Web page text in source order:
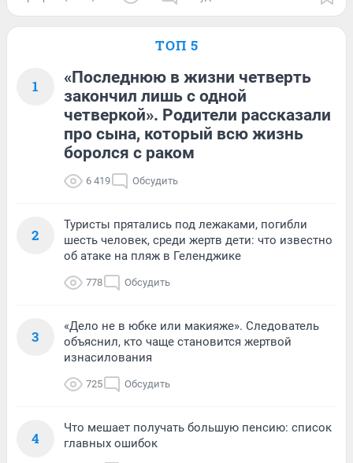
ТОП 5
1
«Последнюю в жизни четверть
закончил лишь с одной
четверкой». Родители рассказали
про сына, который всю жизнь
боролся с раком
6 419 Обсудить
2
Туристы прятались под лежаками, погибли
шесть человек, среди жертв дети: что известно
об атаке на пляж в Геленджике
778 Обсудить
3
«Дело не в юбке или макияже». Следователь
объяснил, кто чаще становится жертвой
изнасилования
725 Обсудить
4
Что мешает получать большую пенсию: список
главных ошибок